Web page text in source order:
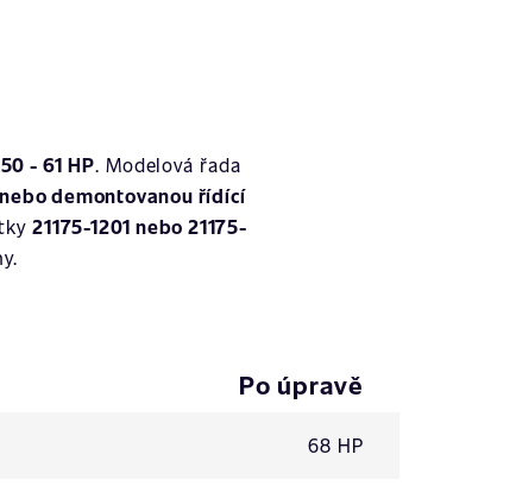
- 61 HP. Modelová řada
demontovanou řídící
21175-1201 nebo 21175-
Po úpravě
68 HP